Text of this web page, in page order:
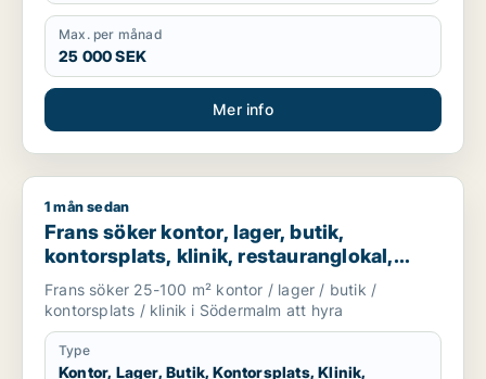
Max. per månad
25 000 SEK
Mer info
Frans söker kontor, lager, butik, kontorsplats, klinik,
1 mån sedan
Frans söker kontor, lager, butik,
kontorsplats, klinik, restauranglokal,
undervisning eller showroom för
uthyrning i Södermalm
Frans söker 25-100 m² kontor / lager / butik /
kontorsplats / klinik i Södermalm att hyra
Type
Kontor, Lager, Butik, Kontorsplats, Klinik,